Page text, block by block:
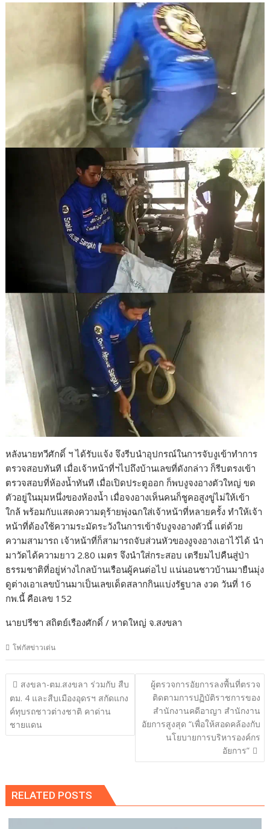
หลังนายทวีศักดิ์ ฯ ได้รับแจ้ง จึงรีบนำอุปกรณ์ในการจับงูเข้าทำการ
ตรวจสอบทันที เมื่อเจ้าหน้าที่ฯไปถึงบ้านเลขที่ดังกล่าว ก็รีบตรงเข้า
ตรวจสอบที่ห้องน้ำทันที เมื่อเปิดประตูออก ก็พบงูจงอางตัวใหญ่ ขด
ตัวอยู่ในมุมหนึ่งของห้องน้ำ เมื่อจงอางเห็นคนก็ชูคอสูงขู่ไม่ให้เข้า
ใกล้ พร้อมกับแสดงความดุร้ายพุ่งฉกใส่เจ้าหน้าที่หลายครั้ง ทำให้เจ้า
หน้าที่ต้องใช้ความระมัดระวังในการเข้าจับงูจงอางตัวนี้ แต่ด้วย
ความสามารถ เจ้าหน้าที่ก็สามารถจับส่วนหัวของงูจงอางเอาไว้ได้ นำ
มาวัดได้ความยาว 2.80 เมตร จึงนำใส่กระสอบ เตรียมไปคืนสู่ป่า
ธรรมชาติที่อยู่ห่างไกลบ้านเรือนผู้คนต่อไป แน่นอนชาวบ้านมายืนมุ่ง
ดูต่างเอาเลขบ้านมาเป็นเลขเด็ดสลากกินแบ่งรัฐบาล งวด วันที่ 16
กพ.นี้ คือเลข 152
นายปรีชา สถิตย์เรืองศักดิ์ / หาดใหญ่ จ.สงขลา
โฟกัสข่าวเด่น
แนะแนว
เรื่อง
สงขลา-ตม.สงขลา ร่วมกับ สืบ
ตม. 4 และสืบเมืองอุดรฯ สกัดแกง
ค์ทุบรถชาวต่างชาติ คาด่าน
ชายแดน
ผู้ตรวจการอัยการลงพื้นที่ตรวจ
ติดตามการปฏิบัติราชการของ
สำนักงานคดีอาญา สำนักงาน
อัยการสูงสุด “เพื่อให้สอดคล้องกับ
นโยบายการบริหารองค์กร
อัยการ”
RELATED POSTS